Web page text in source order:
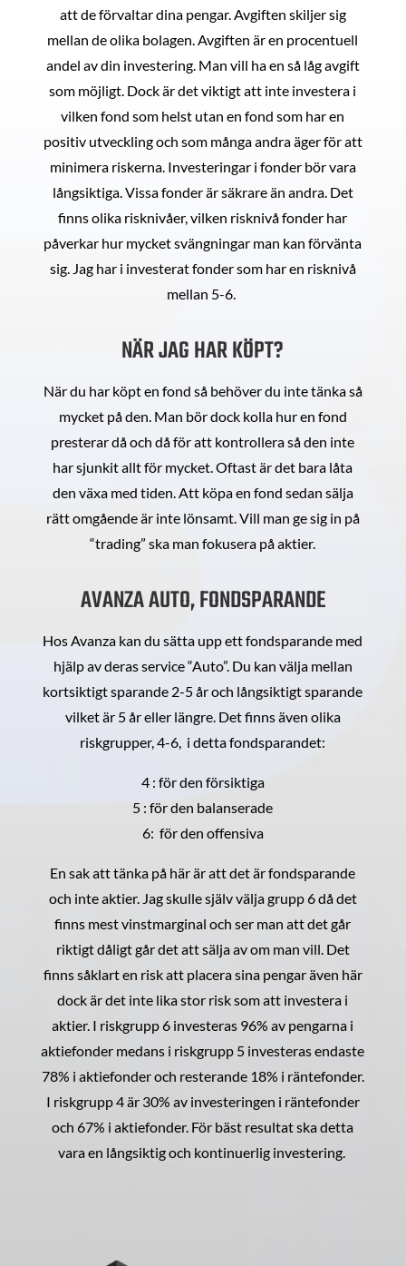
att de förvaltar dina pengar. Avgiften skiljer sig
mellan de olika bolagen. Avgiften är en procentuell
andel av din investering. Man vill ha en så låg avgift
som möjligt. Dock är det viktigt att inte investera i
vilken fond som helst utan en fond som har en
positiv utveckling och som många andra äger för att
minimera riskerna. Investeringar i fonder bör vara
långsiktiga. Vissa fonder är säkrare än andra. Det
finns olika risknivåer, vilken risknivå fonder har
påverkar hur mycket svängningar man kan förvänta
sig. Jag har i investerat fonder som har en risknivå
mellan 5-6.
NÄR JAG HAR KÖPT?
När du har köpt en fond så behöver du inte tänka så
mycket på den. Man bör dock kolla hur en fond
presterar då och då för att kontrollera så den inte
har sjunkit allt för mycket. Oftast är det bara låta
den växa med tiden. Att köpa en fond sedan sälja
rätt omgående är inte lönsamt. Vill man ge sig in på
“trading” ska man fokusera på aktier.
AVANZA AUTO, FONDSPARANDE
Hos Avanza kan du sätta upp ett fondsparande med
hjälp av deras service “Auto”. Du kan välja mellan
kortsiktigt sparande 2-5 år och långsiktigt sparande
vilket är 5 år eller längre. Det finns även olika
riskgrupper, 4-6, i detta fondsparandet:
4 : för den försiktiga
5 : för den balanserade
6: för den offensiva
En sak att tänka på här är att det är fondsparande
och inte aktier. Jag skulle själv välja grupp 6 då det
finns mest vinstmarginal och ser man att det går
riktigt dåligt går det att sälja av om man vill. Det
finns såklart en risk att placera sina pengar även här
dock är det inte lika stor risk som att investera i
aktier. I riskgrupp 6 investeras 96% av pengarna i
aktiefonder medans i riskgrupp 5 investeras endaste
78% i aktiefonder och resterande 18% i räntefonder.
I riskgrupp 4 är 30% av investeringen i räntefonder
och 67% i aktiefonder. För bäst resultat ska detta
vara en långsiktig och kontinuerlig investering.